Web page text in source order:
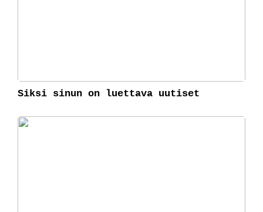
Siksi sinun on luettava uutiset